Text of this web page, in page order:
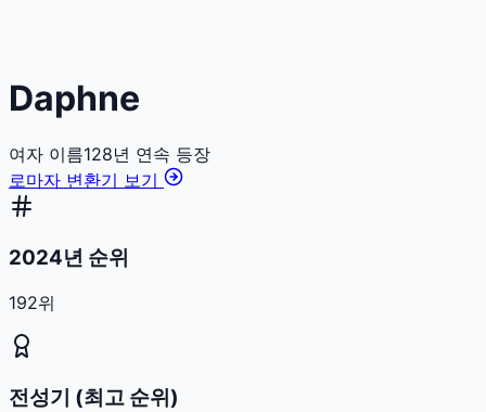
Daphne
여자 이름128년 연속 등장
로마자 변환기 보기
2024년 순위
192위
전성기 (최고 순위)